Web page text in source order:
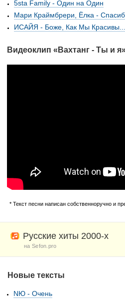
5sta Family - Один на Один
Мари Краймбрери, Ёлка -
ИСАЙЯ - Боже, Как Мы Красивы...
Видеоклип «Вахтанг - Ты и
* Текст песни написан собственноручно и
Русские хиты 2000-х
на Sefon.pro
Новые тексты
NЮ - Очень